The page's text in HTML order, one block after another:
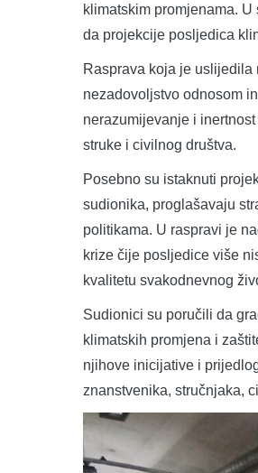
klimatskim promjenama.
da projekcije posljedica
Rasprava koja je
nezadovoljstvo odnosom
nerazumijevanje i
struke i civilnog društva.
Posebno su istaknuti
sudionika, proglašavaju
politikama. U raspravi je
krize čije posljedice više
kvalitetu svakodnevnog
Sudionici su poručili da
klimatskih promjena i
njihove inicijative i
znanstvenika, stručnjaka,